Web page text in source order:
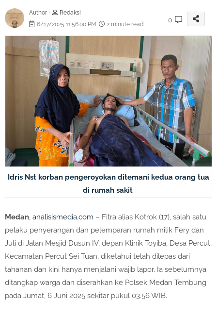
Author -
Redaksi
6/17/2025 11:56:00 PM
2 minute read
0
Idris Nst korban pengeroyokan ditemani kedua orang tua
di rumah sakit
Medan, analisismedia.com – Fitra alias Kotrok (17), salah satu
pelaku penyerangan dan pelemparan rumah milik Fery dan
Juli di Jalan Mesjid Dusun IV, depan Klinik Toyiba, Desa Percut,
Kecamatan Percut Sei Tuan, diketahui telah dilepas dari
tahanan dan kini hanya menjalani wajib lapor. Ia sebelumnya
ditangkap warga dan diserahkan ke Polsek Medan Tembung
pada Jumat, 6 Juni 2025 sekitar pukul 03.56 WIB.